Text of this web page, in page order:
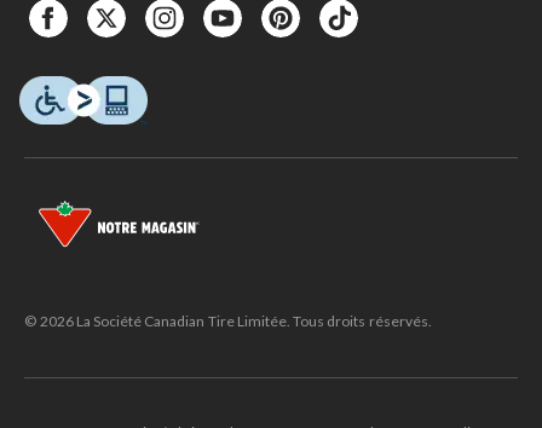
© 2026 La Société Canadian Tire Limitée. Tous droits réservés.